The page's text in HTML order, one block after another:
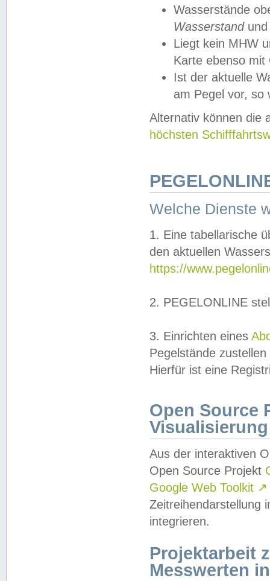
Wasserstände
Wasserstandund
Liegt kein MHW
Karte ebenso mit
Ist der aktuelle
am Pegel vor,
Alternativ können die
höchsten
Welche Dienste
1. Eine tabellarische
den aktuellen
https://
2. PEGELONLINE
3. Einrichten eines
Pegelstände
Hierfür ist eine
Open Source
Visualisierung
Aus der interaktiven
Open Source Projekt
Google Web Toolkit ↗
Zeitreihendarstellung
integrieren.
Projektarbeit
Messwerten